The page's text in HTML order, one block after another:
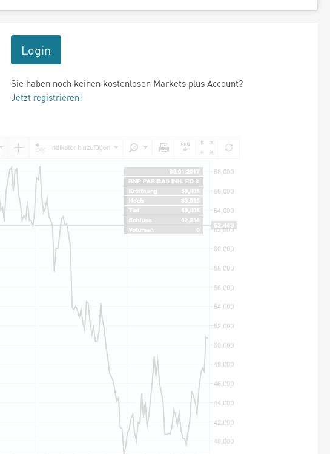
Login
Sie haben noch keinen kostenlosen Markets plus Account?
Jetzt registrieren!